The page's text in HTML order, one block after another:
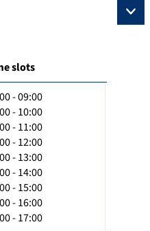
slots
- 09:00
- 10:00
- 11:00
- 12:00
- 13:00
- 14:00
- 15:00
- 16:00
- 17:00